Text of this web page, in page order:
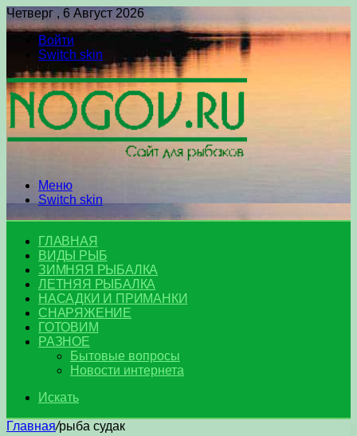
Четверг , 6 Август 2026
Войти
Switch skin
Меню
Switch skin
ГЛАВНАЯ
ВИДЫ РЫБ
ЗИМНЯЯ РЫБАЛКА
ЛЕТНЯЯ РЫБАЛКА
НАСАДКИ И ПРИМАНКИ
СНАРЯЖЕНИЕ
ГОТОВИМ
РАЗНОЕ
Бытовые вопросы
Новости интернета
Искать
Главная/рыба судак